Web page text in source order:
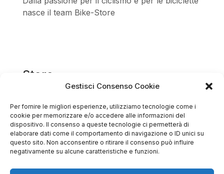
Gestisci Consenso Cookie
Per fornire le migliori esperienze, utilizziamo tecnologie come i
cookie per memorizzare e/o accedere alle informazioni del
dispositivo. Il consenso a queste tecnologie ci permetterà di
elaborare dati come il comportamento di navigazione o ID unici su
questo sito. Non acconsentire o ritirare il consenso può influire
negativamente su alcune caratteristiche e funzioni.
nasce il team Bike-Store
Store
00173 Roma
+39 06 7932 0130
info@bike-store.it